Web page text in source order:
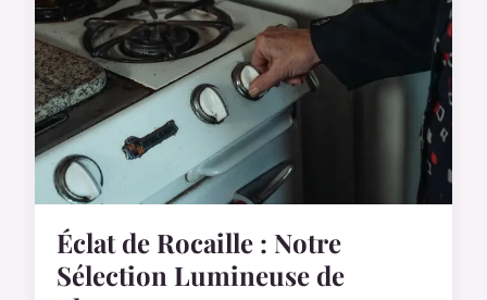
Éclat de Rocaille : Notre
Sélection Lumineuse de